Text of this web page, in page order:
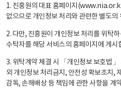
1. 진흥원의 대표 홈페이지
없으므로 개인정보 처리와 관련한 별도의
2. 다만, 진흥원이 개인정보 처리를 위탁
수탁자를 해당 서비스의 홈페이지에 게시
3. 위탁계약 체결 시 「개인정보 보호법
외 개인정보 처리금지, 안전성 확보조치,
감독, 손해배상 등 책임에 관한 사항을 계